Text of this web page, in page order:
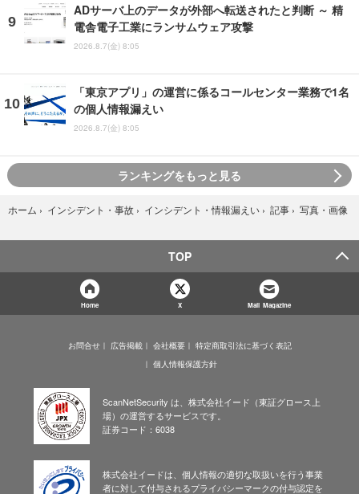
ADサーバ上のデータが外部へ転送されたと判断 ～ 精
電舎電子工業にランサムウェア攻撃
2026.8.7(金) 8:05
「東京アプリ」の運営に係るコールセンター業務で1名
の個人情報漏えい
2026.8.7(金) 8:05
ランキングをもっと見る
ホーム › インシデント・事故 › インシデント・情報漏えい › 記事 › 写真・画像
TOP
Home X Mail Magazine
お問合せ 広告掲載 会社概要
特定商取引法に基づく表記
個人情報保護方針
ScanNetSecurity は、株式会社イード（東証グロース上
場）の運営するサービスです。
証券コード：6038
株式会社イードは、個人情報の適切な取扱いを行う事業
者に対して付与されるプライバシーマークの付与認定を